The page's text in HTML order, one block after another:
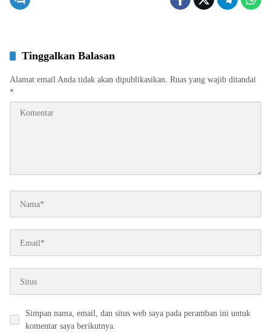
Tinggalkan Balasan
Alamat email Anda tidak akan dipublikasikan. Ruas yang wajib ditandai
*
Simpan nama, email, dan situs web saya pada peramban ini untuk
komentar saya berikutnya.